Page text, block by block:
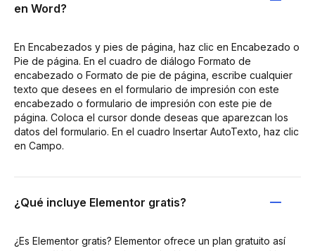
en Word?
En Encabezados y pies de página, haz clic en Encabezado o
Pie de página. En el cuadro de diálogo Formato de
encabezado o Formato de pie de página, escribe cualquier
texto que desees en el formulario de impresión con este
encabezado o formulario de impresión con este pie de
página. Coloca el cursor donde deseas que aparezcan los
datos del formulario. En el cuadro Insertar AutoTexto, haz clic
en Campo.
¿Qué incluye Elementor gratis?
¿Es Elementor gratis? Elementor ofrece un plan gratuito así